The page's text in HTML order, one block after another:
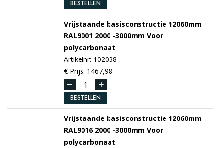
BESTELLEN
Vrijstaande basisconstructie 12060mm
RAL9001 2000 -3000mm Voor
polycarbonaat
Artikelnr: 102038
€ Prijs: 1467,98
BESTELLEN
Vrijstaande basisconstructie 12060mm
RAL90162000 -3000mm Voor
polycarbonaat